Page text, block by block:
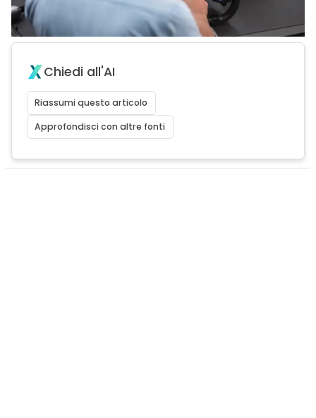
Chiedi all'AI
Riassumi questo articolo
Approfondisci con altre fonti